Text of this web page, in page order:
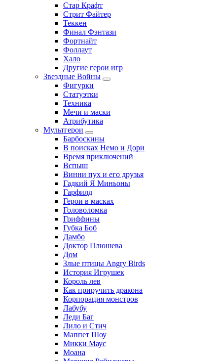
Стар Крафт
Стрит Файтер
Теккен
Финал Фэнтази
Фортнайт
Фоллаут
Хало
Другие герои игр
Звездные Войны
Фигурки
Статуэтки
Техника
Мечи и маски
Атрибутика
Мультгерои
Барбоскины
В поисках Немо и Дори
Время приключений
Вспыш
Винни пух и его друзья
Гадкий Я Миньоны
Гарфилд
Герои в масках
Головоломка
Гриффины
Губка Боб
Дамбо
Доктор Плюшева
Дом
Злые птицы Angry Birds
История Игрушек
Король лев
Как приручить дракона
Корпорация монстров
Лабубу
Леди Баг
Лило и Стич
Маппет Шоу
Микки Маус
Моана